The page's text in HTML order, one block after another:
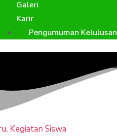
Galeri
Karir
Pengumuman Kelulusan
, Kegiatan Siswa